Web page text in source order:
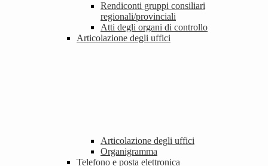
Rendiconti gruppi consiliari
regionali/provinciali
Atti degli organi di controllo
Articolazione degli uffici
Articolazione degli uffici
Organigramma
Telefono e posta elettronica